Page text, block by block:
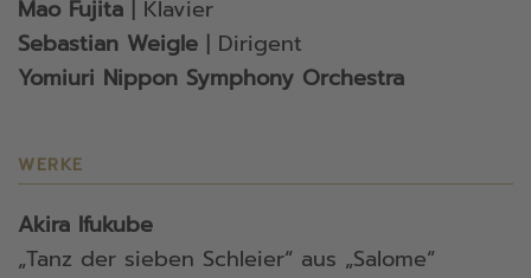
Mao Fujita | Klavier
Sebastian Weigle | Dirigent
Yomiuri Nippon Symphony Orchestra
WERKE
Akira Ifukube
„Tanz der sieben Schleier“ aus „Salome“